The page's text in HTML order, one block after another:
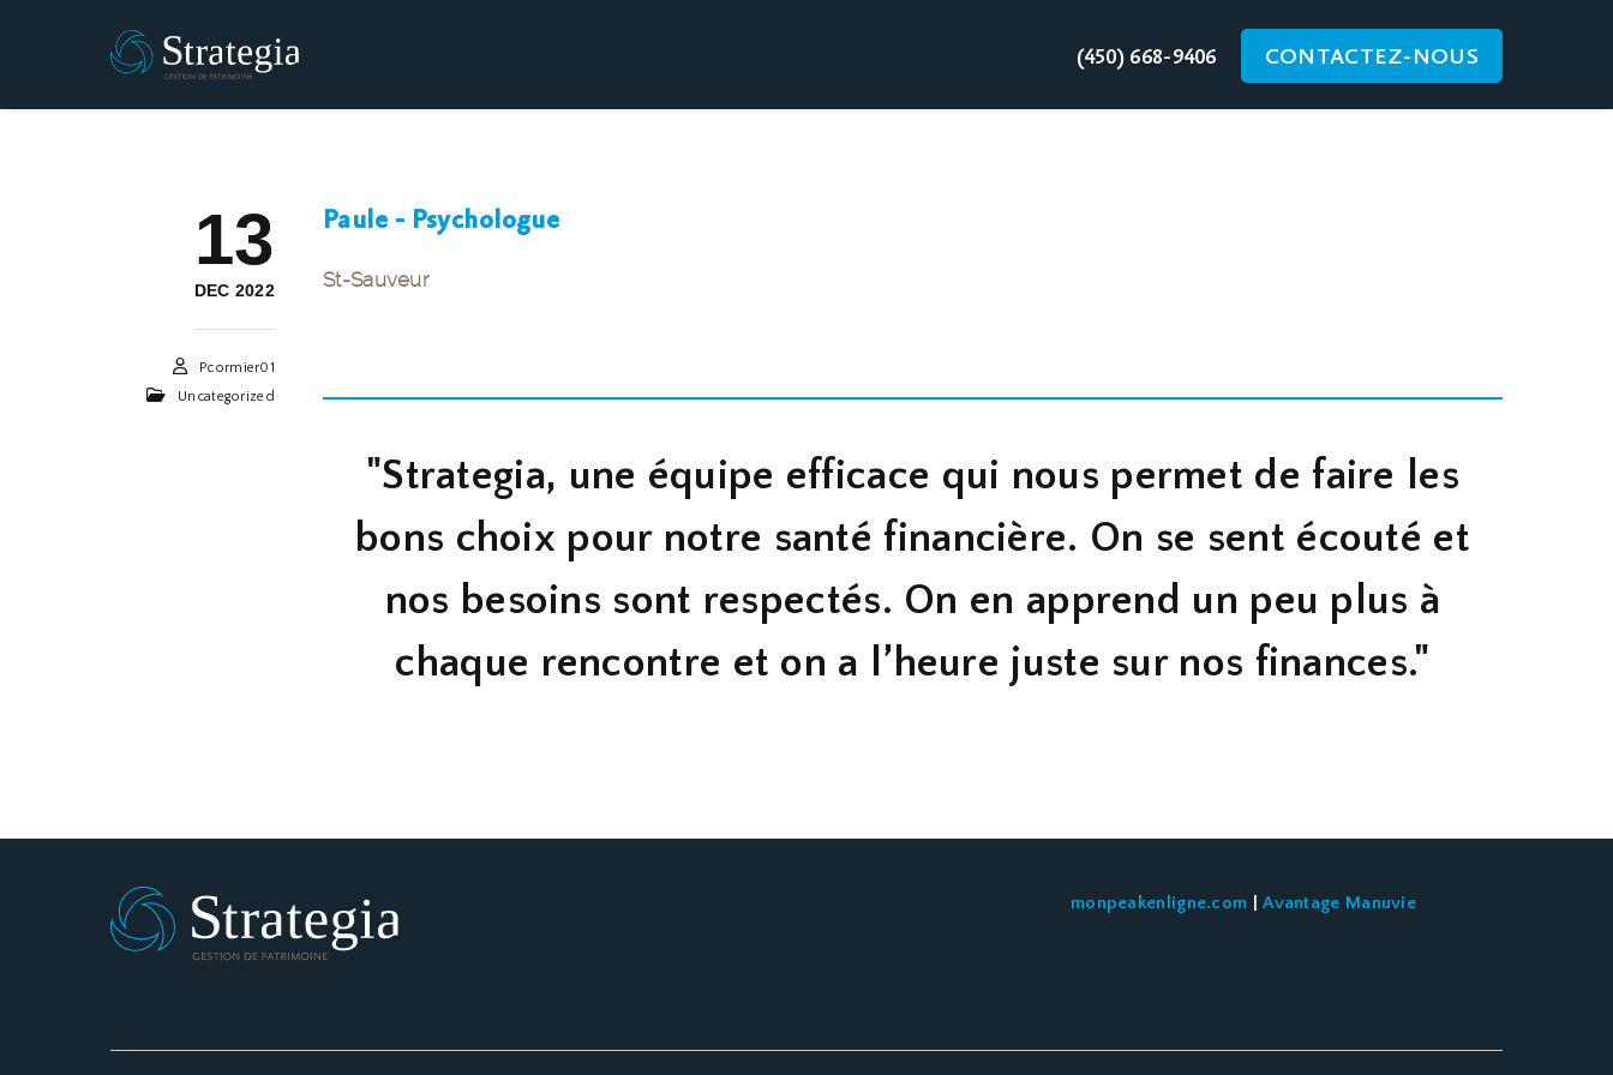
(450) 668-9406 CONTACTEZ-NOUS
13
DEC 2022
Pcormier01
Uncategorized
Paule - Psychologue
St-Sauveur
"Strategia, une équipe efficace qui nous permet de faire les
bons choix pour notre santé financière. On se sent écouté et
nos besoins sont respectés. On en apprend un peu plus à
chaque rencontre et on a l’heure juste sur nos finances."
monpeakenligne.com |Avantage Manuvie